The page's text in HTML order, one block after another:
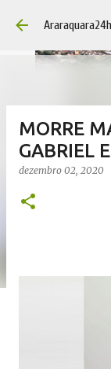
MORRE
GABRIEL
dezembro 02, 2020